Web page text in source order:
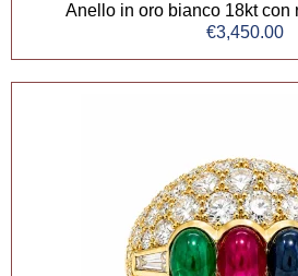
Anello in oro bianco 18kt con
€3,450.00